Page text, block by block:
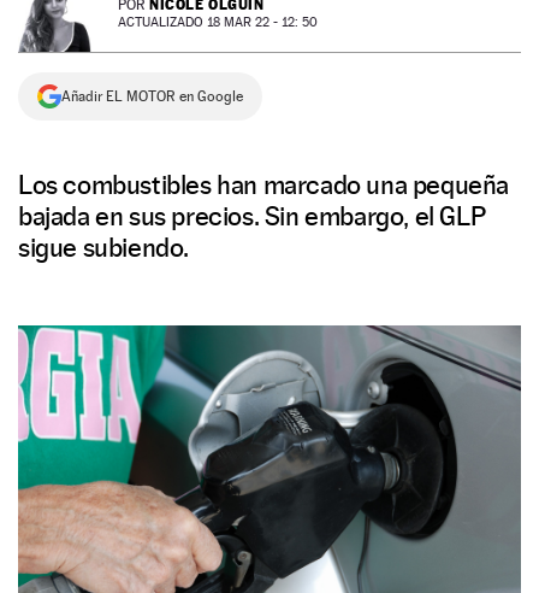
NEWSLETTER
SÍGUENOS
POR NICOLE OLGUÍN
ACTUALIZADO 18 MAR 22 - 12: 50
Añadir EL MOTOR en Google
Los combustibles han marcado una pequeña
bajada en sus precios. Sin embargo, el GLP
sigue subiendo.